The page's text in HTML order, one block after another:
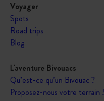
Voyager
Spots
Road trips
Blog
L'aventure Bivouacs
Qu’est-ce qu’un Bivouac ?
Proposez-nous votre terrain !